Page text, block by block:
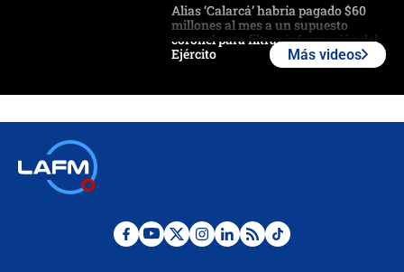
Alias ‘Calarcá’ habría pagado $60
millones al mes a un supuesto
coronel para filtrar información del
Ejército
director de la Policía
Ministro de Defensa no descarta el
Más videos